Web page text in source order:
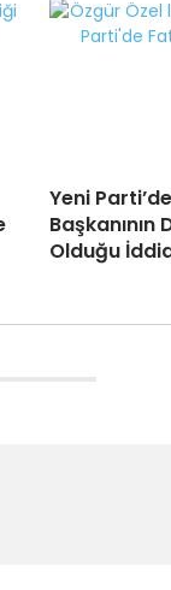
Yeni
Başkanının
Olduğu